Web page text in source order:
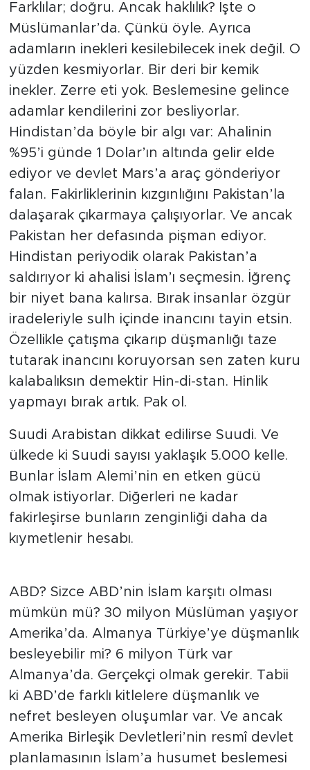
Farklılar; doğru. Ancak haklılık? İşte o
Müslümanlar’da. Çünkü öyle. Ayrıca
adamların inekleri kesilebilecek inek değil. O
yüzden kesmiyorlar. Bir deri bir kemik
inekler. Zerre eti yok. Beslemesine gelince
adamlar kendilerini zor besliyorlar.
Hindistan’da böyle bir algı var: Ahalinin
%95’i günde 1 Dolar’ın altında gelir elde
ediyor ve devlet Mars’a araç gönderiyor
falan. Fakirliklerinin kızgınlığını Pakistan’la
dalaşarak çıkarmaya çalışıyorlar. Ve ancak
Pakistan her defasında pişman ediyor.
Hindistan periyodik olarak Pakistan’a
saldırıyor ki ahalisi İslam’ı seçmesin. İğrenç
bir niyet bana kalırsa. Bırak insanlar özgür
iradeleriyle sulh içinde inancını tayin etsin.
Özellikle çatışma çıkarıp düşmanlığı taze
tutarak inancını koruyorsan sen zaten kuru
kalabalıksın demektir Hin-di-stan. Hinlik
yapmayı bırak artık. Pak ol.
Suudi Arabistan dikkat edilirse Suudi. Ve
ülkede ki Suudi sayısı yaklaşık 5.000 kelle.
Bunlar İslam Alemi’nin en etken gücü
olmak istiyorlar. Diğerleri ne kadar
fakirleşirse bunların zenginliği daha da
kıymetlenir hesabı.
ABD? Sizce ABD’nin İslam karşıtı olması
mümkün mü? 30 milyon Müslüman yaşıyor
Amerika’da. Almanya Türkiye’ye düşmanlık
besleyebilir mi? 6 milyon Türk var
Almanya’da. Gerçekçi olmak gerekir. Tabii
ki ABD’de farklı kitlelere düşmanlık ve
nefret besleyen oluşumlar var. Ve ancak
Amerika Birleşik Devletleri’nin resmî devlet
planlamasının İslam’a husumet beslemesi